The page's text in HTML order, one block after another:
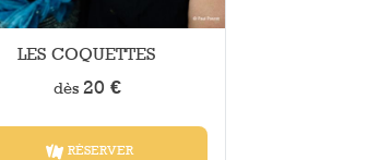
LES COQUETTES
dès 20 €
RÉSERVER